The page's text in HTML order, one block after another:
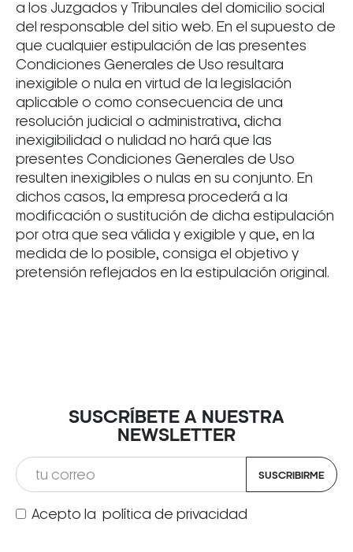
a los Juzgados y Tribunales del domicilio social
del responsable del sitio web. En el supuesto de
que cualquier estipulación de las presentes
Condiciones Generales de Uso resultara
inexigible o nula en virtud de la legislación
aplicable o como consecuencia de una
resolución judicial o administrativa, dicha
inexigibilidad o nulidad no hará que las
presentes Condiciones Generales de Uso
resulten inexigibles o nulas en su conjunto. En
dichos casos, la empresa procederá a la
modificación o sustitución de dicha estipulación
por otra que sea válida y exigible y que, en la
medida de lo posible, consiga el objetivo y
pretensión reflejados en la estipulación original.
SUSCRÍBETE A NUESTRA
NEWSLETTER
SUSCRIBIRME
Acepto la política de privacidad